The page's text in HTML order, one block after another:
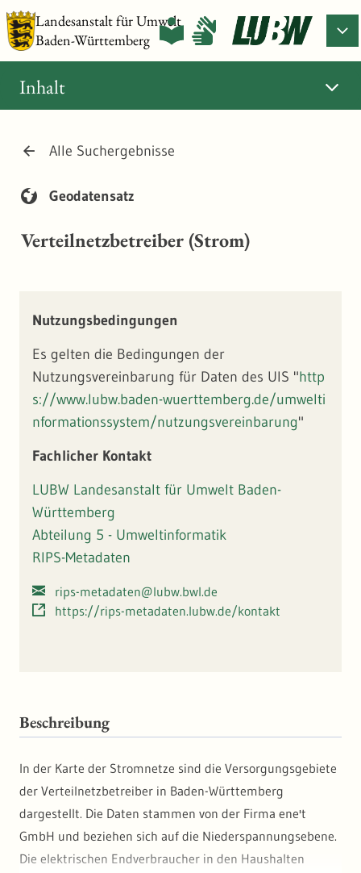
Landesanstalt für Umwelt
Baden-Württemberg
Alle Suchergebnisse
Geodatensatz
Verteilnetzbetreiber (Strom)
Inhalt
Nutzungsbedingungen
Es gelten die Bedingungen der
Nutzungsvereinbarung für Daten des UIS "http
s://www.lubw.baden-wuerttemberg.de/umwelti
nformationssystem/nutzungsvereinbarung"
Fachlicher Kontakt
LUBW Landesanstalt für Umwelt Baden-
Württemberg
Abteilung 5 - Umweltinformatik
RIPS-Metadaten
rips-metadaten@lubw.bwl.de
https://rips-metadaten.lubw.de/kontakt
Beschreibung
In der Karte der Stromnetze sind die Versorgungsgebiete
der Verteilnetzbetreiber in Baden-Württemberg
dargestellt. Die Daten stammen von der Firma ene't
GmbH und beziehen sich auf die Niederspannungsebene.
Die elektrischen Endverbraucher in den Haushalten